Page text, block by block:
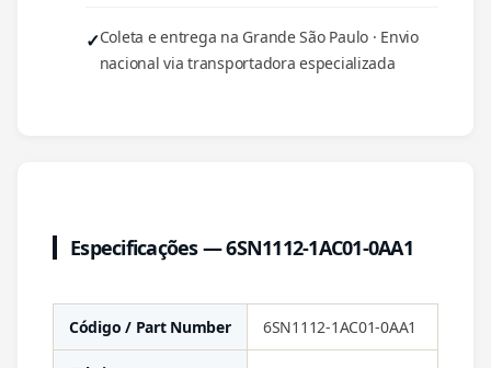
Coleta e entrega na Grande São Paulo · Envio
nacional via transportadora especializada
Especificações — 6SN1112-1AC01-0AA1
Código / Part Number 6SN1112-1AC01-0AA1